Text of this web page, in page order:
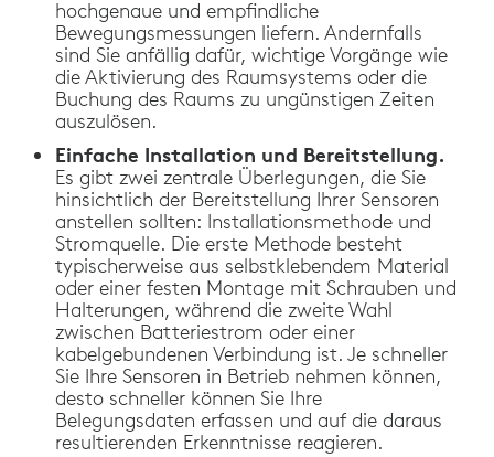
hochgenaue und empfindliche
Bewegungsmessungen liefern. Andernfalls
sind Sie anfällig dafür, wichtige Vorgänge wie
die Aktivierung des Raumsystems oder die
Buchung des Raums zu ungünstigen Zeiten
auszulösen.
Einfache Installation und Bereitstellung.
Es gibt zwei zentrale Überlegungen, die Sie
hinsichtlich der Bereitstellung Ihrer Sensoren
anstellen sollten: Installationsmethode und
Stromquelle. Die erste Methode besteht
typischerweise aus selbstklebendem Material
oder einer festen Montage mit Schrauben und
Halterungen, während die zweite Wahl
zwischen Batteriestrom oder einer
kabelgebundenen Verbindung ist. Je schneller
Sie Ihre Sensoren in Betrieb nehmen können,
desto schneller können Sie Ihre
Belegungsdaten erfassen und auf die daraus
resultierenden Erkenntnisse reagieren.